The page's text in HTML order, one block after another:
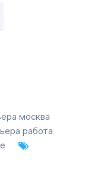
москва
работа